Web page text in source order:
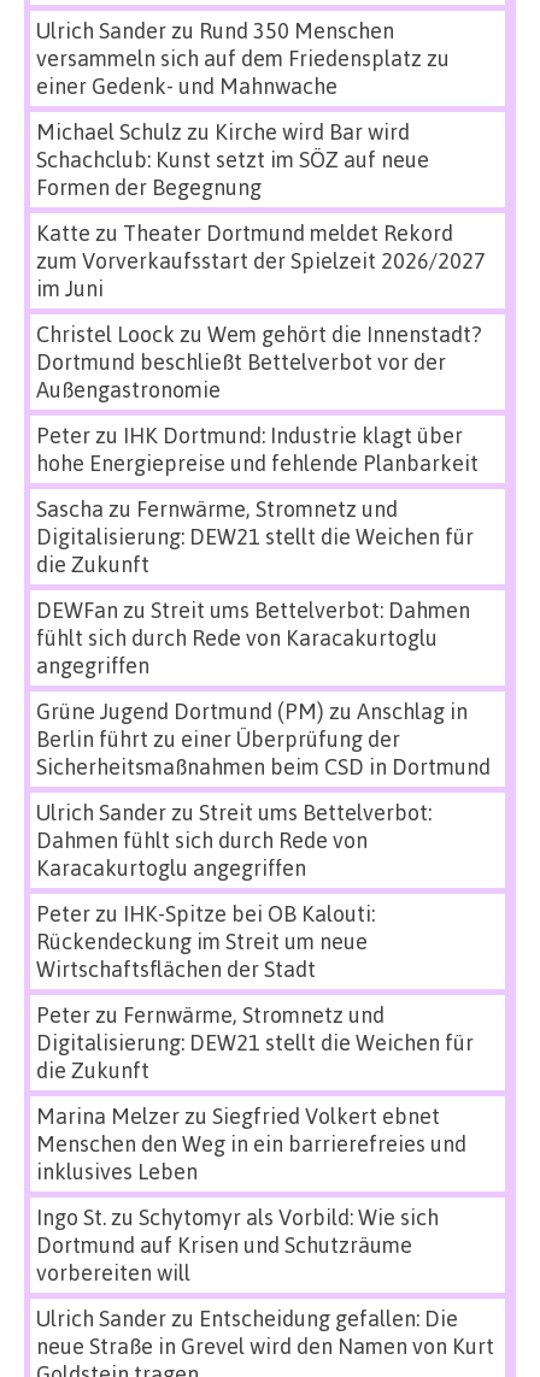
Ulrich Sanderzu Rund 350 Menschen
versammeln sich auf dem Friedensplatz zu
einer Gedenk- und Mahnwache
Michael Schulz zu Kirche wird Bar wird
Schachclub: Kunst setzt im SÖZ auf neue
Formen der Begegnung
Katte zu Theater Dortmund meldet Rekord
zum Vorverkaufsstart der Spielzeit 2026/2027
im Juni
Christel Loock zu Wem gehört die Innenstadt?
Dortmund beschließt Bettelverbot vor der
Außengastronomie
Peterzu IHK Dortmund: Industrie klagt über
hohe Energiepreise und fehlende Planbarkeit
Sascha zu Fernwärme, Stromnetz und
Digitalisierung: DEW21 stellt die Weichen für
die Zukunft
DEWFan zu Streit ums Bettelverbot: Dahmen
fühlt sich durch Rede von Karacakurtoglu
angegriffen
Grüne Jugend Dortmund (PM) zu Anschlag in
Berlin führt zu einer Überprüfung der
Sicherheitsmaßnahmen beim CSD in Dortmund
Ulrich Sanderzu Streit ums Bettelverbot:
Dahmen fühlt sich durch Rede von
Karacakurtoglu angegriffen
Peterzu IHK-Spitze bei OB Kalouti:
Rückendeckung im Streit um neue
Wirtschaftsflächen der Stadt
Peterzu Fernwärme, Stromnetz und
Digitalisierung: DEW21 stellt die Weichen für
die Zukunft
Marina Melzerzu Siegfried Volkert ebnet
Menschen den Weg in ein barrierefreies und
inklusives Leben
Ingo St.zu Schytomyr als Vorbild: Wie sich
Dortmund auf Krisen und Schutzräume
vorbereiten will
Ulrich Sanderzu Entscheidung gefallen: Die
neue Straße in Grevel wird den Namen von Kurt